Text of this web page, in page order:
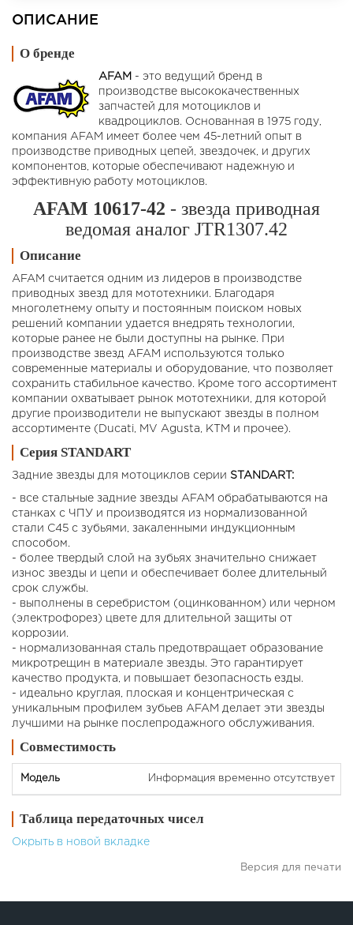
ОПИСАНИЕ
О бренде
AFAM - это ведущий бренд в
производстве высококачественных
запчастей для мотоциклов и
квадроциклов. Основанная в 1975 году,
компания AFAM имеет более чем 45-летний опыт в
производстве приводных цепей, звездочек, и других
компонентов, которые обеспечивают надежную и
эффективную работу мотоциклов.
AFAM 10617-42 - звезда приводная
ведомая аналог JTR1307.42
Описание
AFAM считается одним из лидеров в производстве
приводных звезд для мототехники. Благодаря
многолетнему опыту и постоянным поиском новых
решений компании удается внедрять технологии,
которые ранее не были доступны на рынке. При
производстве звезд AFAM используются только
современные материалы и оборудование, что позволяет
сохранить стабильное качество. Кроме того ассортимент
компании охватывает рынок мототехники, для которой
другие производители не выпускают звезды в полном
ассортименте (Ducati, MV Agusta, KTM и прочее).
Серия STANDART
Задние звезды для мотоциклов cерии STANDART:
- все стальные задние звезды AFAM обрабатываются на
станках с ЧПУ и производятся из нормализованной
стали C45 с зубьями, закаленными индукционным
способом.
- более твердый слой на зубьях значительно снижает
износ звезды и цепи и обеспечивает более длительный
срок службы.
- выполнены в серебристом (оцинкованном) или черном
(электрофорез) цвете для длительной защиты от
коррозии.
- нормализованная сталь предотвращает образование
микротрещин в материале звезды. Это гарантирует
качество продукта, и повышает безопасность езды.
- идеально круглая, плоская и концентрическая с
уникальным профилем зубьев AFAM делает эти звезды
лучшими на рынке послепродажного обслуживания.
Совместимость
Информация временно отсутствует
Таблица передаточных чисел
Окрыть в новой вкладке
Версия для печати